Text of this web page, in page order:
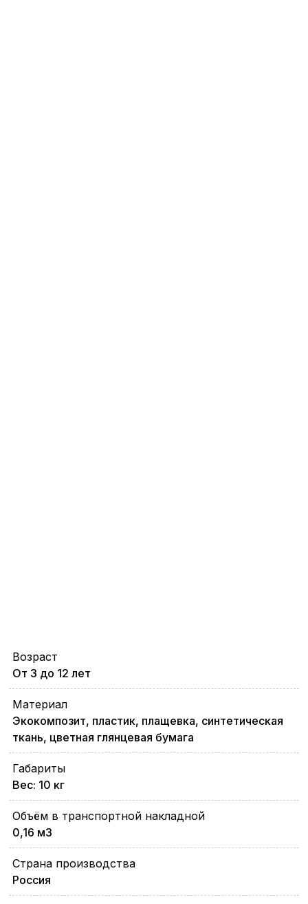
Возраст
От 3 до 12 лет
Материал
Экокомпозит, пластик, плащевка, синтетическая
ткань, цветная глянцевая бумага
Габариты
Вес: 10 кг
Объём в транспортной накладной
0,16 м3
Страна производства
Россия